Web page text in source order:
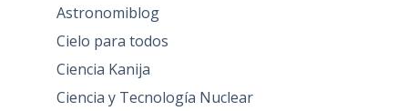
Astronomiblog
Cielo para todos
Ciencia Kanija
Ciencia y Tecnología Nuclear